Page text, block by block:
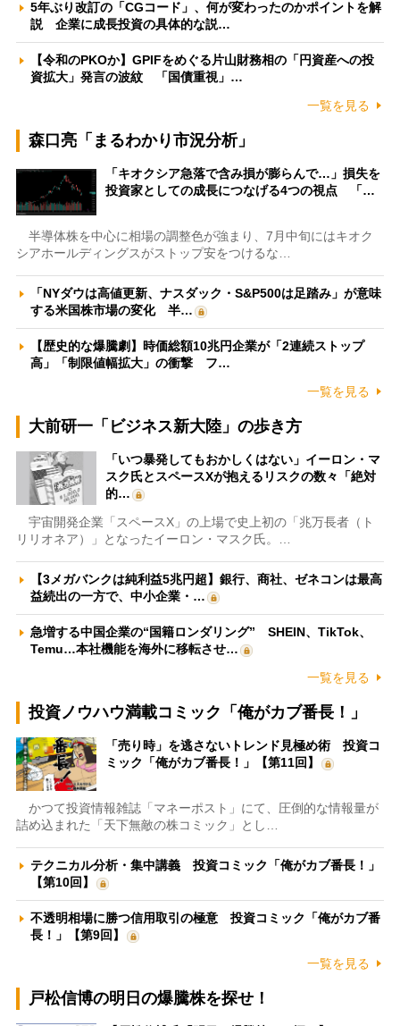
5年ぶり改訂の「CGコード」、何が変わったのかポイントを解
説 企業に成長投資の具体的な説…
【令和のPKOか】GPIFをめぐる片山財務相の「円資産への投
資拡大」発言の波紋 「国債重視」…
一覧を見る
森口亮「まるわかり市況分析」
「キオクシア急落で含み損が膨らんで…」損失を
投資家としての成長につなげる4つの視点 「…
半導体株を中心に相場の調整色が強まり、7月中旬にはキオク
シアホールディングスがストップ安をつけるな…
「NYダウは高値更新、ナスダック・S&P500は足踏み」が意味
する米国株市場の変化 半…
【歴史的な爆騰劇】時価総額10兆円企業が「2連続ストップ
高」「制限値幅拡大」の衝撃 フ…
一覧を見る
大前研一「ビジネス新大陸」の歩き方
「いつ暴発してもおかしくはない」イーロン・マ
スク氏とスペースXが抱えるリスクの数々「絶対
的…
宇宙開発企業「スペースX」の上場で史上初の「兆万長者（ト
リリオネア）」となったイーロン・マスク氏。…
【3メガバンクは純利益5兆円超】銀行、商社、ゼネコンは最高
益続出の一方で、中小企業・…
急増する中国企業の“国籍ロンダリング” SHEIN、TikTok、
Temu…本社機能を海外に移転させ…
一覧を見る
投資ノウハウ満載コミック「俺がカブ番長！」
「売り時」を逃さないトレンド見極め術 投資コ
ミック「俺がカブ番長！」【第11回】
かつて投資情報雑誌「マネーポスト」にて、圧倒的な情報量が
詰め込まれた「天下無敵の株コミック」とし…
テクニカル分析・集中講義 投資コミック「俺がカブ番長！」
【第10回】
不透明相場に勝つ信用取引の極意 投資コミック「俺がカブ番
長！」【第9回】
一覧を見る
戸松信博の明日の爆騰株を探せ！